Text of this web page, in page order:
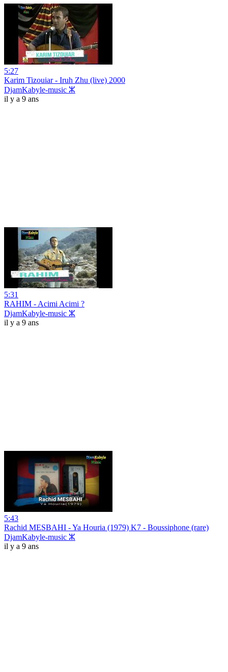
5:27
Karim Tizouiar - Iruh Zhu (live) 2000
DjamKabyle-music ⵣ
il y a 9 ans
5:31
RAHIM - Acimi Acimi ?
DjamKabyle-music ⵣ
il y a 9 ans
5:43
Rachid MESBAHI - Ya Houria (1979) K7 - Boussiphone (rare)
DjamKabyle-music ⵣ
il y a 9 ans